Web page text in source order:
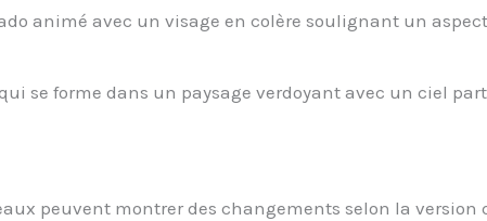
animé avec un visage en colère soulignant un
se forme dans un paysage verdoyant avec un ciel
peuvent montrer des changements selon la version